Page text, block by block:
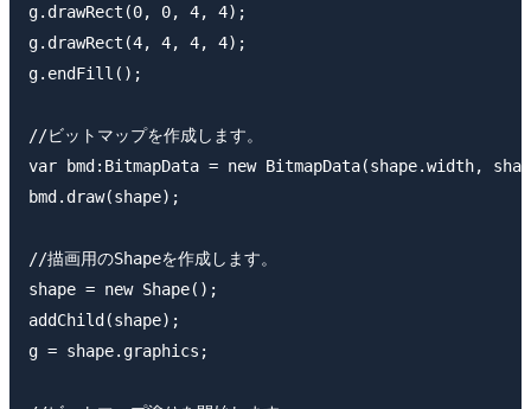
g.drawRect(0, 0, 4, 4);
g.drawRect(4, 4, 4, 4);
g.endFill();
//ビットマップを作成します。
var bmd:BitmapData = new BitmapData(shape.width,
bmd.draw(shape);
//描画用のShapeを作成します。
shape = new Shape();
addChild(shape);
g = shape.graphics;